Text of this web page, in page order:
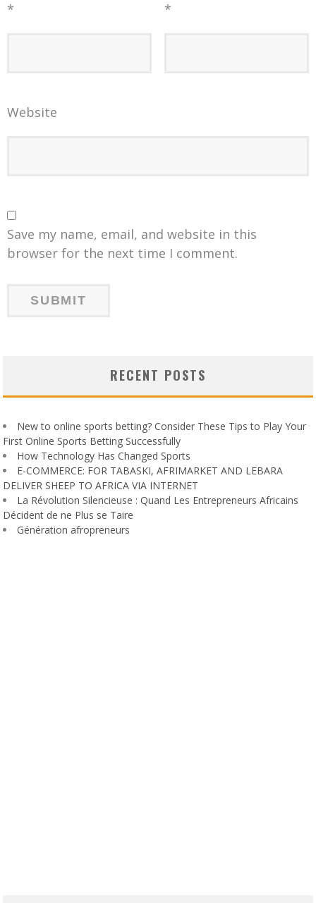
*
*
Website
Save my name, email, and website in this
browser for the next time I comment.
RECENT POSTS
New to online sports betting? Consider These Tips to Play Your
First Online Sports Betting Successfully
How Technology Has Changed Sports
E-COMMERCE: FOR TABASKI, AFRIMARKET AND LEBARA
DELIVER SHEEP TO AFRICA VIA INTERNET
La Révolution Silencieuse : Quand Les Entrepreneurs Africains
Décident de ne Plus se Taire
Génération afropreneurs